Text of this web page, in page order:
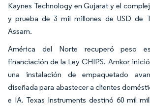
Kaynes Technology en Gujarat y el
y prueba de 3 mil millones de USD de
Assam.
América del Norte recuperó peso
financiación de la Ley CHIPS. Amkor
una instalación de empaquetado
diseñada para abastecer a clientes
e IA. Texas Instruments destinó 60 mil